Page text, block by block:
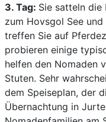
3. Tag: Sie satteln die
zum Hovsgol See
treffen Sie auf
probieren einige
helfen den Nomaden
Stuten. Sehr
dem Speiseplan, der
Übernachtung in